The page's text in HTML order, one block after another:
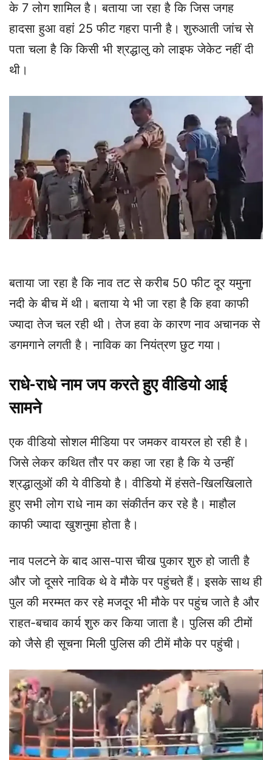
के 7 लोग शामिल है। बताया जा रहा है कि जिस जगह
हादसा हुआ वहां 25 फीट गहरा पानी है। शुरुआती जांच से
पता चला है कि किसी भी श्रद्धालु को लाइफ जेकेट नहीं दी
थी।
बताया जा रहा है कि नाव तट से करीब 50 फीट दूर यमुना
नदी के बीच में थी। बताया ये भी जा रहा है कि हवा काफी
ज्यादा तेज चल रही थी। तेज हवा के कारण नाव अचानक से
डगमगाने लगती है। नाविक का नियंत्रण छुट गया।
राधे-राधे नाम जप करते हुए वीडियो आई
सामने
एक वीडियो सोशल मीडिया पर जमकर वायरल हो रही है।
जिसे लेकर कथित तौर पर कहा जा रहा है कि ये उन्हीं
श्रद्धालुओं की ये वीडियो है। वीडियो में हंसते-खिलखिलाते
हुए सभी लोग राधे नाम का संकीर्तन कर रहे है। माहौल
काफी ज्यादा खुशनुमा होता है।
नाव पलटने के बाद आस-पास चीख पुकार शुरु हो जाती है
और जो दूसरे नाविक थे वे मौके पर पहुंचते हैं। इसके साथ ही
पुल की मरम्मत कर रहे मजदूर भी मौके पर पहुंच जाते है और
राहत-बचाव कार्य शुरु कर किया जाता है। पुलिस की टीमों
को जैसे ही सूचना मिली पुलिस की टीमें मौके पर पहुंची।